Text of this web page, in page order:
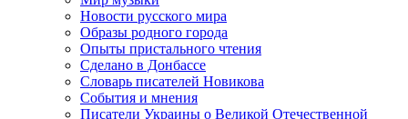
Новости русского мира
Образы родного города
Опыты пристального чтения
Сделано в Донбассе
Словарь писателей Новикова
События и мнения
Писатели Украины о Великой Отечественной